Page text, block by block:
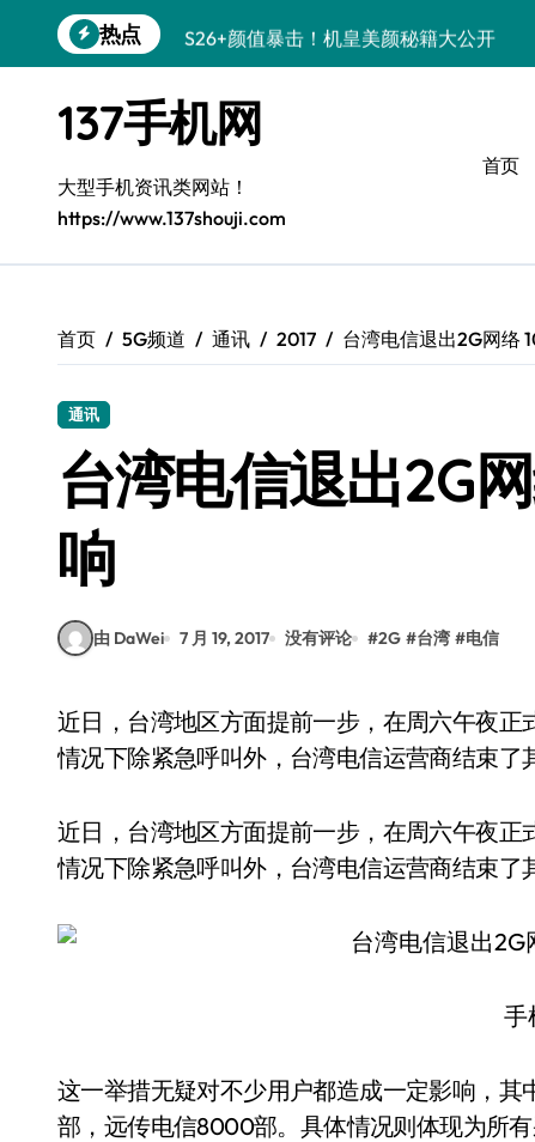
到
热点
S26+颜值暴击！机皇美颜秘籍大公开
三星S26上新！3招秒变手机个性美学
S25美学攻略：解锁三星个性炫彩新姿势
C55 5G潮玩秘籍：定制时尚新态度
Galaxy C55 5G登场，时尚美学新标杆！
S25+闪亮登场！3招搞定绝美手机摄影风
137手机网
大型手机资讯类网站！
https://www.137shouji.com
首页
首页 5G频道 通讯 2017 台湾电信退出2G网络
通讯
台湾电信退出2G
响
由 DaWei 7 月 19, 2017 没有评论 #2G #台湾 #电信
近日，台湾地区方面提前一步，在周六午夜正式宣布了终止2G无线网络运行。报告中声明，一般
情况下除紧急呼叫外，台湾电信运营商结束了
近日，台湾地区方面提前一步，在周六午夜
情况下除紧急呼叫外，台湾电信运营商结束了
手
这一举措无疑对不少用户都造成一定影响，
部，远传电信8000部。具体情况则体现为所